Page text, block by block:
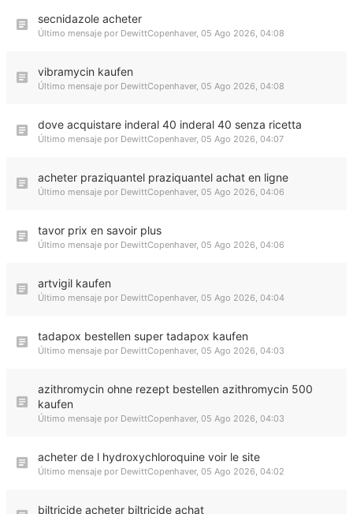
secnidazole acheter
Último mensaje por DewittCopenhaver, 05 Ago 2026, 04:08
vibramycin kaufen
Último mensaje por DewittCopenhaver, 05 Ago 2026, 04:08
dove acquistare inderal 40 inderal 40 senza ricetta
Último mensaje por DewittCopenhaver, 05 Ago 2026, 04:07
acheter praziquantel praziquantel achat en ligne
Último mensaje por DewittCopenhaver, 05 Ago 2026, 04:06
tavor prix en savoir plus
Último mensaje por DewittCopenhaver, 05 Ago 2026, 04:06
artvigil kaufen
Último mensaje por DewittCopenhaver, 05 Ago 2026, 04:04
tadapox bestellen super tadapox kaufen
Último mensaje por DewittCopenhaver, 05 Ago 2026, 04:03
azithromycin ohne rezept bestellen azithromycin 500
kaufen
Último mensaje por DewittCopenhaver, 05 Ago 2026, 04:03
acheter de l hydroxychloroquine voir le site
Último mensaje por DewittCopenhaver, 05 Ago 2026, 04:02
biltricide acheter biltricide achat